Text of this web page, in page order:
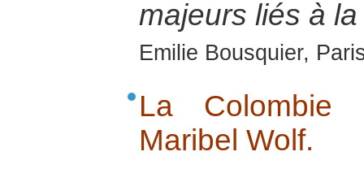
majeurs liés à
Emilie Bousquier,
La Colombie
Maribel Wolf.